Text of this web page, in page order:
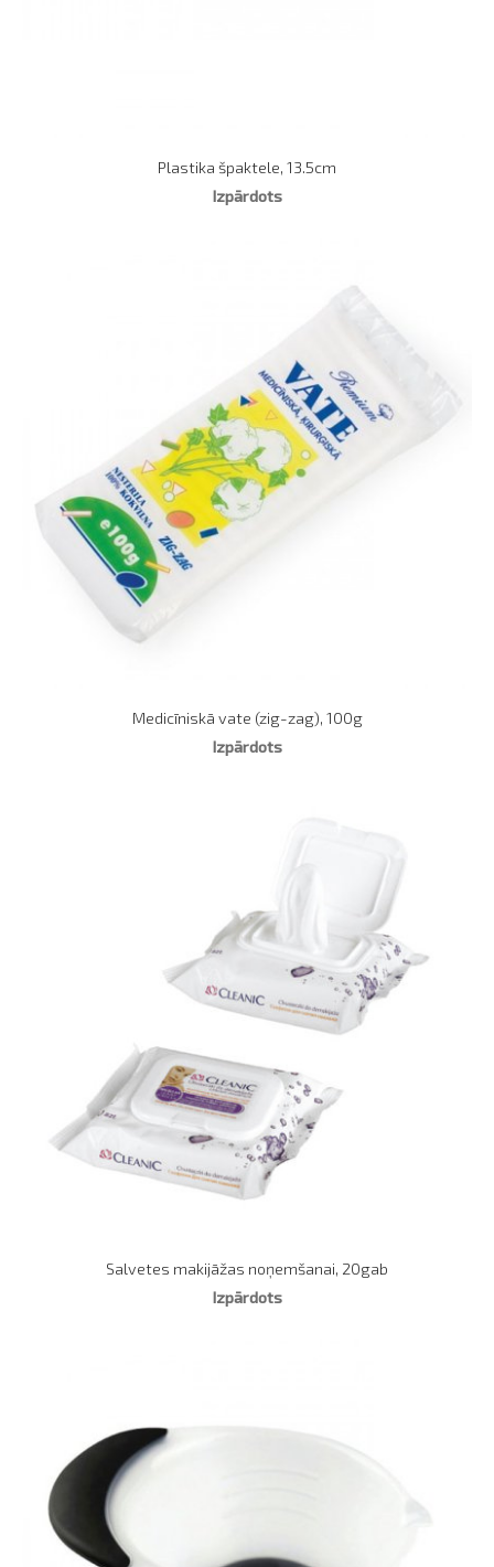
Plastika špaktele, 13.5cm
Izpārdots
Medicīniskā vate (zig-zag), 100g
Izpārdots
Salvetes makijāžas noņemšanai, 20gab
Izpārdots